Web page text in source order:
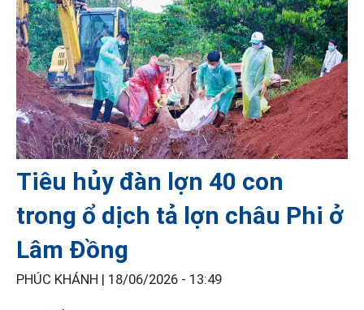
Tiêu hủy đàn lợn 40 con
trong ổ dịch tả lợn châu Phi ở
Lâm Đồng
PHÚC KHÁNH | 18/06/2026 - 13:49